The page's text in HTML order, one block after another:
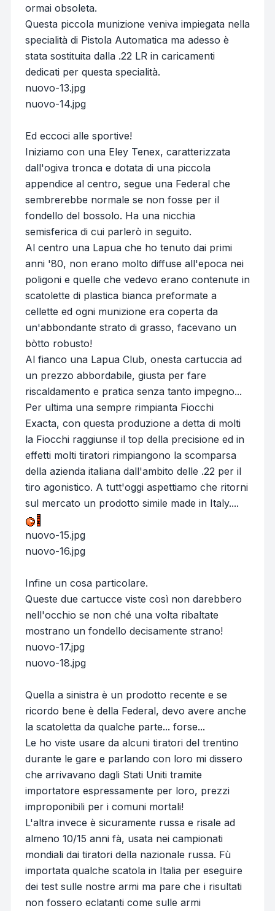
ormai obsoleta.
Questa piccola munizione veniva impiegata nella
specialità di Pistola Automatica ma adesso è
stata sostituita dalla .22 LR in caricamenti
dedicati per questa specialità.
nuovo-13.jpg
nuovo-14.jpg
Ed eccoci alle sportive!
Iniziamo con una Eley Tenex, caratterizzata
dall'ogiva tronca e dotata di una piccola
appendice al centro, segue una Federal che
sembrerebbe normale se non fosse per il
fondello del bossolo. Ha una nicchia
semisferica di cui parlerò in seguito.
Al centro una Lapua che ho tenuto dai primi
anni '80, non erano molto diffuse all'epoca nei
poligoni e quelle che vedevo erano contenute in
scatolette di plastica bianca preformate a
cellette ed ogni munizione era coperta da
un'abbondante strato di grasso, facevano un
bòtto robusto!
Al fianco una Lapua Club, onesta cartuccia ad
un prezzo abbordabile, giusta per fare
riscaldamento e pratica senza tanto impegno...
Per ultima una sempre rimpianta Fiocchi
Exacta, con questa produzione a detta di molti
la Fiocchi raggiunse il top della precisione ed in
effetti molti tiratori rimpiangono la scomparsa
della azienda italiana dall'ambito delle .22 per il
tiro agonistico. A tutt'oggi aspettiamo che ritorni
sul mercato un prodotto simile made in Italy....
nuovo-15.jpg
nuovo-16.jpg
Infine un cosa particolare.
Queste due cartucce viste così non darebbero
nell'occhio se non ché una volta ribaltate
mostrano un fondello decisamente strano!
nuovo-17.jpg
nuovo-18.jpg
Quella a sinistra è un prodotto recente e se
ricordo bene è della Federal, devo avere anche
la scatoletta da qualche parte... forse...
Le ho viste usare da alcuni tiratori del trentino
durante le gare e parlando con loro mi dissero
che arrivavano dagli Stati Uniti tramite
importatore espressamente per loro, prezzi
improponibili per i comuni mortali!
L'altra invece è sicuramente russa e risale ad
almeno 10/15 anni fà, usata nei campionati
mondiali dai tiratori della nazionale russa. Fù
importata qualche scatola in Italia per eseguire
dei test sulle nostre armi ma pare che i risultati
non fossero eclatanti come sulle armi